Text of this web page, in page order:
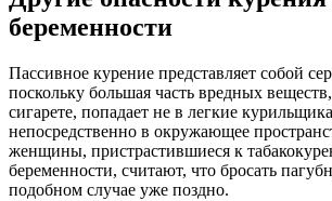
беременности
Пассивное курение представляет собой
поскольку большая часть вредных
сигарете, попадает не в легкие
непосредственно в окружающее
женщины, пристрастившиеся к
беременности, считают, что бросать
подобном случае уже поздно.